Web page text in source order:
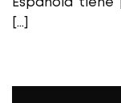
Española tiene
[…]